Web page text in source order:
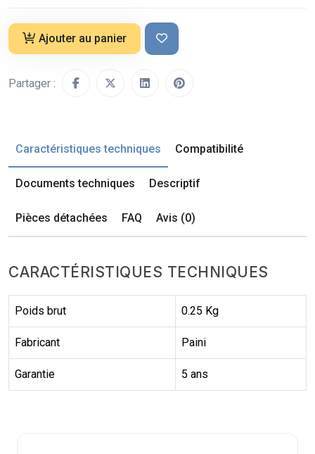
Ajouter au panier
Partager :
Caractéristiques techniques Compatibilité
Documents techniques Descriptif
Pièces détachées FAQ Avis (0)
CARACTÉRISTIQUES TECHNIQUES
Poids brut 0.25 Kg
Fabricant Paini
Garantie 5 ans